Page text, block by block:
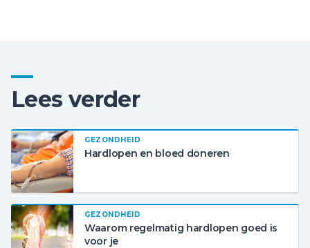
Lees verder
GEZONDHEID
Hardlopen en bloed doneren
GEZONDHEID
Waarom regelmatig hardlopen goed is
voor je